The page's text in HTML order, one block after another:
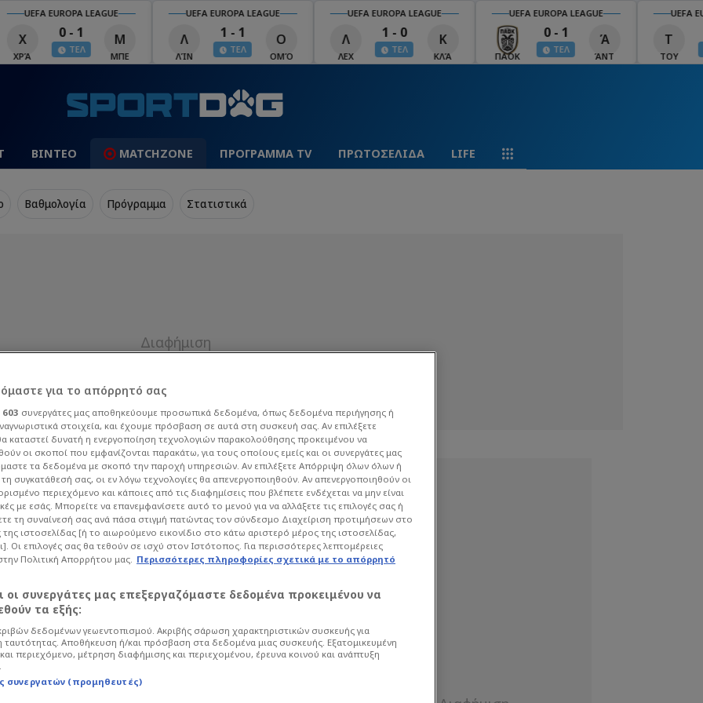
UEFA EUROPA LEAGUE
Χ
ΧΡΆ
0 - 1
ΤΕΛ
Μ
ΜΠΕ
UEFA EUROPA LEAGUE
Λ
ΛΊΝ
1 - 1
ΤΕΛ
Ο
ΟΜΌ
UEFA EUROPA LEAGUE
Λ
ΛΕΧ
1 - 0
ΤΕΛ
Κ
ΚΛΆ
UEFA EUROPA LEAGUE
ΠΑΟΚ
0 - 1
ΤΕΛ
Ά
ΆΝΤ
UEFA
Τ
ΤΟΥ
ΒΙΝΤΕΟ MATCHZONE ΠΡΟΓΡΑΜΜΑ TV ΠΡΩΤΟΣΕΛΙΔΑ LIFE
Βαθμολογία Πρόγραμμα Στατιστικά
του Φερνάντες -
ρεκόρ!
26 - 19:40
καθώς έγινε ο πρώτος παίκτης
στην Premier League!
για το απόρρητό σας
603 συνεργάτες μας αποθηκεύουμε προσωπικά δεδομένα, όπως δεδομένα περιήγησης ή
στοιχεία, και έχουμε πρόσβαση σε αυτά στη συσκευή σας. Αν επιλέξετε
καταστεί δυνατή η ενεργοποίηση τεχνολογιών παρακολούθησης προκειμένου να
οι σκοποί που εμφανίζονται παρακάτω, για τους οποίους εμείς και οι συνεργάτες μας
τα δεδομένα με σκοπό την παροχή υπηρεσιών. Αν επιλέξετε Απόρριψη όλων όλων ή
συγκατάθεσή σας, οι εν λόγω τεχνολογίες θα απενεργοποιηθούν. Αν απενεργοποιηθούν οι
περιεχόμενο και κάποιες από τις διαφημίσεις που βλέπετε ενδέχεται να μην είναι
με εσάς. Μπορείτε να επανεμφανίσετε αυτό το μενού για να αλλάξετε τις επιλογές σας ή
τη συναίνεσή σας ανά πάσα στιγμή πατώντας τον σύνδεσμο Διαχείριση προτιμήσεων στο
ιστοσελίδας [ή το αιωρούμενο εικονίδιο στο κάτω αριστερό μέρος της ιστοσελίδας,
Οι επιλογές σας θα τεθούν σε ισχύ στον Ιστότοπος. Για περισσότερες λεπτομέρειες
Πολιτική Απορρήτου μας. Περισσότερες πληροφορίες σχετικά με το απόρρητό
οι συνεργάτες μας επεξεργαζόμαστε δεδομένα προκειμένου να
τα εξής:
δεδομένων γεωεντοπισμού. Ακριβής σάρωση χαρακτηριστικών συσκευής για
ταυτότητας. Αποθήκευση ή/και πρόσβαση στα δεδομένα μιας συσκευής. Εξατομικευμένη
περιεχόμενο, μέτρηση διαφήμισης και περιεχομένου, έρευνα κοινού και ανάπτυξη
συνεργατών (προμηθευτές)